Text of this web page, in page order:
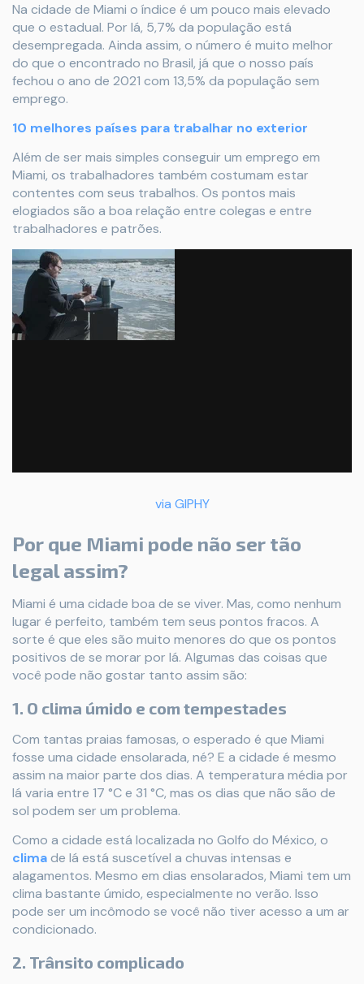
Na cidade de Miami o índice é um pouco mais elevado
que o estadual. Por lá, 5,7% da população está
desempregada. Ainda assim, o número é muito melhor
do que o encontrado no Brasil, já que o nosso país
fechou o ano de 2021 com 13,5% da população sem
emprego.
10 melhores países para trabalhar no exterior
Além de ser mais simples conseguir um emprego em
Miami, os trabalhadores também costumam estar
contentes com seus trabalhos. Os pontos mais
elogiados são a boa relação entre colegas e entre
trabalhadores e patrões.
via GIPHY
Por que Miami pode não ser tão
legal assim?
Miami é uma cidade boa de se viver. Mas, como nenhum
lugar é perfeito, também tem seus pontos fracos. A
sorte é que eles são muito menores do que os pontos
positivos de se morar por lá. Algumas das coisas que
você pode não gostar tanto assim são:
1. O clima úmido e com tempestades
Com tantas praias famosas, o esperado é que Miami
fosse uma cidade ensolarada, né? E a cidade é mesmo
assim na maior parte dos dias. A temperatura média por
lá varia entre 17 °C e 31 °C, mas os dias que não são de
sol podem ser um problema.
Como a cidade está localizada no Golfo do México, o
climade lá está suscetível a chuvas intensas e
alagamentos. Mesmo em dias ensolarados, Miami tem um
clima bastante úmido, especialmente no verão. Isso
pode ser um incômodo se você não tiver acesso a um ar
condicionado.
2. Trânsito complicado